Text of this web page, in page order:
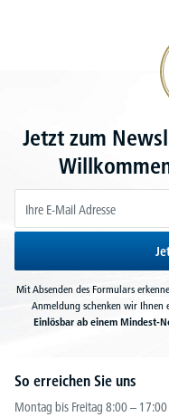
Jetzt zum
Mit Absenden des Formulars
Anmeldung schenken wir Ihnen
Einlösbar ab einem Mindest-
So erreichen Sie uns
Montag bis Freitag 8:00 –